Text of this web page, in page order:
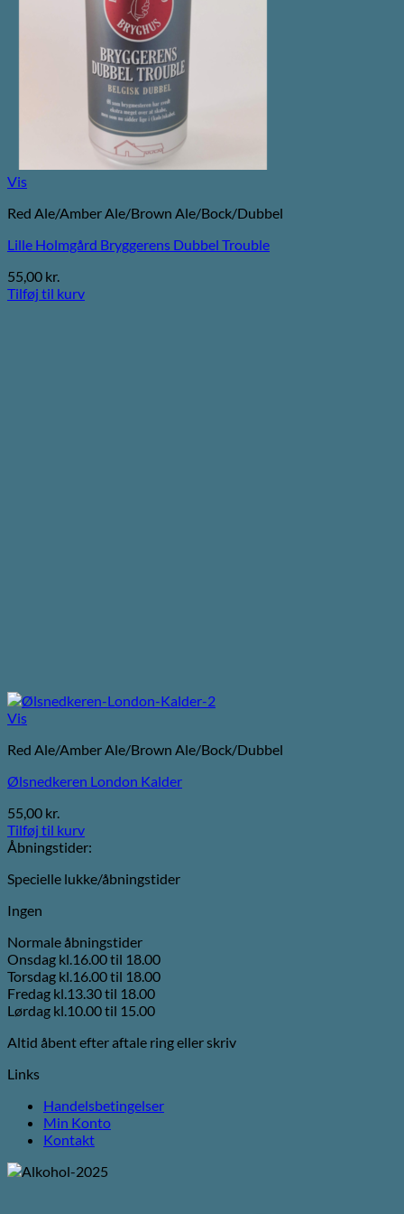
Vis
Red Ale/Amber Ale/Brown Ale/Bock/Dubbel
Lille Holmgård Bryggerens Dubbel Trouble
55,00 kr.
Tilføj til kurv
Vis
Red Ale/Amber Ale/Brown Ale/Bock/Dubbel
Ølsnedkeren London Kalder
55,00 kr.
Tilføj til kurv
Åbningstider:
Specielle lukke/åbningstider
Ingen
Normale åbningstider
Onsdag kl.16.00 til 18.00
Torsdag kl.16.00 til 18.00
Fredag kl.13.30 til 18.00
Lørdag kl.10.00 til 15.00
Altid åbent efter aftale ring eller skriv
Links
Handelsbetingelser
Min Konto
Kontakt